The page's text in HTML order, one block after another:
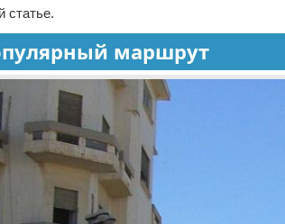
статье.
маршрут